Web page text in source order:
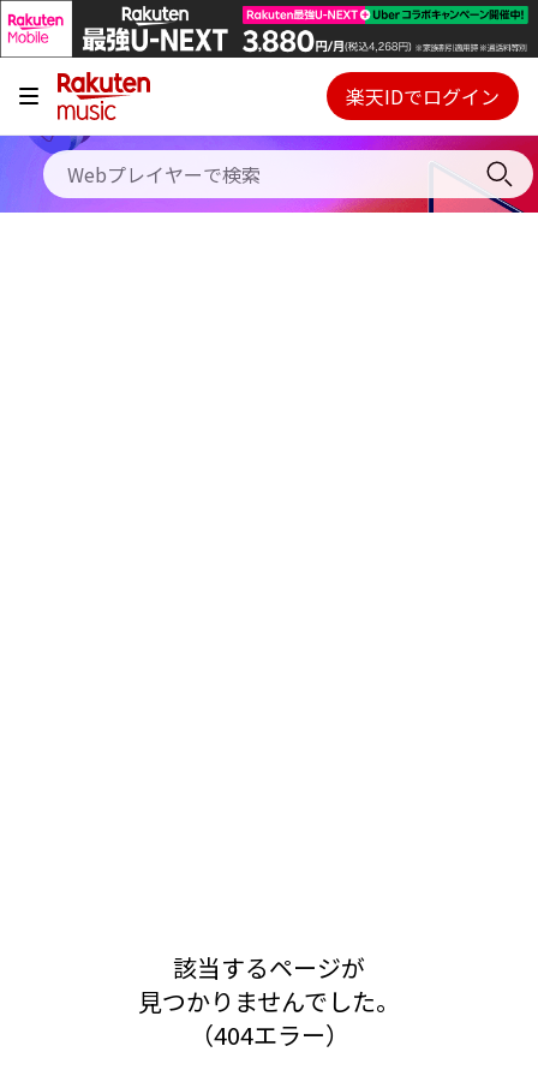
キャンペーン
料金プラン
使い方
Webプレイヤー
ご契約内容の確認・変更
楽天IDでログイン
該当するページが
見つかりませんでした。
（404エラー）